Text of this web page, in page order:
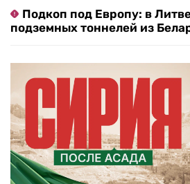
Подкоп под Европу: в
подземных тоннелей из